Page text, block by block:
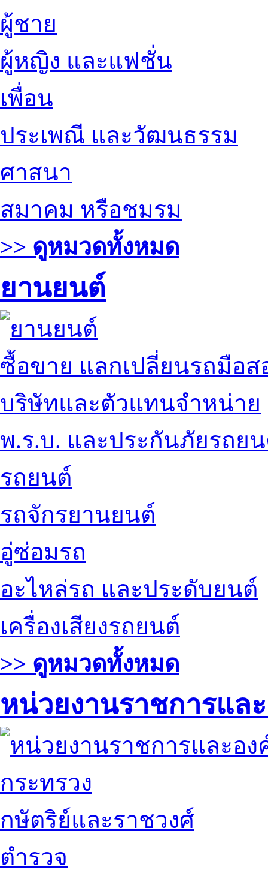
ผู้ชาย
ผู้หญิง และแฟชั่น
เพื่อน
ประเพณี และวัฒนธรรม
ศาสนา
สมาคม หรือชมรม
>> ดูหมวดทั้งหมด
ยานยนต์
ซื้อขาย แลกเปลี่ยนรถมือส
บริษัทและตัวแทนจำหน่าย
พ.ร.บ. และประกันภัยรถย
รถยนต์
รถจักรยานยนต์
อู่ซ่อมรถ
อะไหล่รถ และประดับยนต์
เครื่องเสียงรถยนต์
>> ดูหมวดทั้งหมด
หน่วยงานราชการแล
กระทรวง
กษัตริย์และราชวงศ์
ตำรวจ